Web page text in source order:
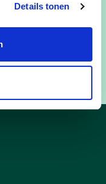
Details tonen